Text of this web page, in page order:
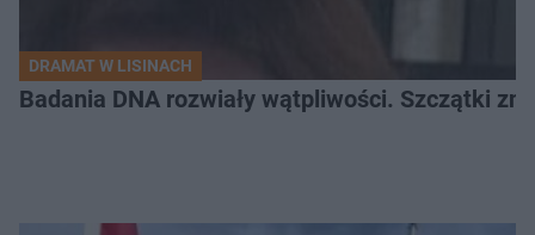
DRAMAT W LISINACH
Badania DNA rozwiały wątpliwości. Szczątki